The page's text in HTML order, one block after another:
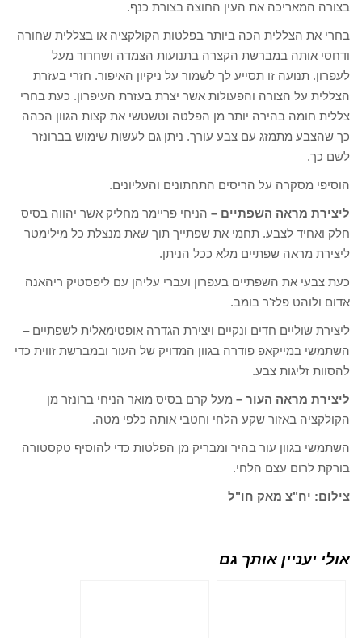
בצורה המאריכה את העין החוצה בצורת כנף.
בחרי את הצללית הכה ביותר בפלטות הקולקציה או בצללית שחורה
ודחסי אותה במברשת הקצרה בתנועות הצמדה ושחרור מעל
לעפרון. תנועה זו תסייע לך לשמור על ניקיון האיפור. חזרי בעזרת
הצללית על הצורה והפעולות אשר יצרת בעזרת העיפרון. כעת בחרי
צללית חומה בהירה יותר מן הפלטה וטשטשי את קצות הגוון הכהה
כך שהצבע מתמזג עם צבע עורך. ניתן גם לעשות שימוש בברונזר
לשם כך.
הוסיפי מסקרה על הריסים התחתונים והעליונים.
ליצירת מראה השפתיים – הניחי פריימר מחליק אשר יהווה בסיס
חלק ואחיד לצבע. תחמי את שפתייך תוך שאת מנצלת כל מילימטר
ליצירת מראה שפתיים מלא ככל הניתן.
כעת צבעי את השפתיים בעפרון ועברי עליהן עם ליפסטיק ריהאנה
אדום ולוהט פלז'ר בומב.
ליצירת שוליים חדים ונקיים ויצירת הגדרה אופטימאלית לשפתיים –
השתמשי במייקאפ פודרה בגוון המדויק של העור ובמברשת זווית כדי
להסוות זליגות צבע.
ליצירת מראה העור – מעל קרם בסיס מואר הניחי ברונזר מן
הקולקציה באזור שקע הלחי וחטבי אותה כלפי מטה.
השתמשי בגוון עור בהיר ומבריק מן הפלטות כדי להוסיף טקסטורה
בורקת לרום עצם הלחי.
צילום: יח"צ מאק חו"ל
אולי יעניין אותך גם